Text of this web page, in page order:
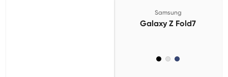
Samsung
Galaxy Z Fold7